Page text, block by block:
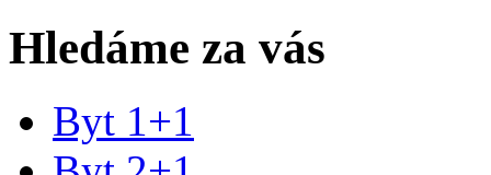
Hledáme za vás
Byt 1+1